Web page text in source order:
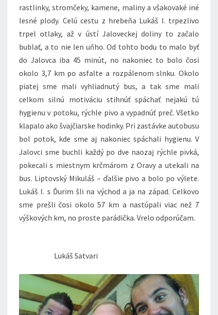
rastlinky, stromčeky, kamene, maliny a všakovaké iné
lesné plody. Celú cestu z hrebeňa Lukáš I. trpezlivo
trpel otlaky, až v ústí Jaloveckej doliny to začalo
bublať, a to nie len uňho. Od tohto bodu to malo byť
do Jalovca iba 45 minút, no nakoniec to bolo čosi
okolo 3,7 km po asfalte a rozpálenom slnku. Okolo
piatej sme mali vyhliadnutý bus, a tak sme mali
celkom silnú motiváciu stihnúť spáchať nejakú tú
hygienu v potoku, rýchle pivo a vypadnúť preč. Všetko
klapalo ako švajčiarske hodinky. Pri zastávke autobusu
bol potok, kde sme aj nakoniec spáchali hygienu. V
Jalovci sme buchli každý po dve naozaj rýchle pivká,
pokecali s miestnym krčmárom z Oravy a utekali na
bus. Liptovský Mikuláš – ďalšie pivo a bolo po výlete.
Lukáš I. s Ďurim šli na východ a ja na západ. Celkovo
sme prešli čosi okolo 57 km a nastúpali viac než 7
výškových km, no proste parádička. Vrelo odporúčam.
Lukáš Satvari